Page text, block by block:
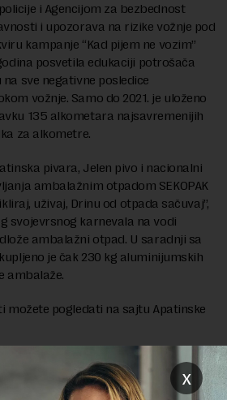
i Agencijom za bezbednost
i upozorava na rizike vožnje pod
kampanje “Kad pijem ne vozim”
posvetila edukaciji potrošača
sve negativne posledice
vožnje. Samo do 2021. je uloženo
135 alkometara najsavremenijih
za alkometre.
pivara, Jelen pivo i nacionalni
ambalažnim otpadom SEKOPAK
uživaj, Drinu od otpada sačuvaj”,
svojevrsnog karnevala na vodi
ambalažni otpad. U saradnji sa
je čak 230 kg aluminijumskih
ambalaže.
možete pogledati na sajtu Apatinske
je dozvoljeno, ali uz obavezno navođenje
x